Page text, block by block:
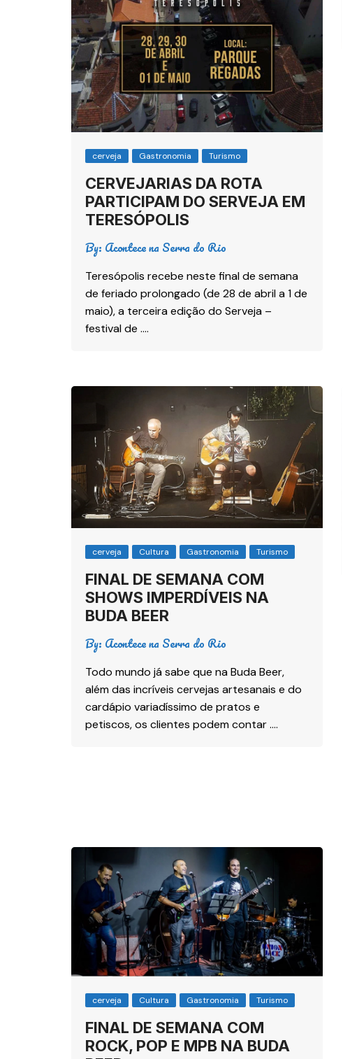
cerveja Gastronomia Turismo
CERVEJARIAS DA ROTA
PARTICIPAM DO SERVEJA EM
TERESÓPOLIS
By: Acontece na Serra do Rio
Teresópolis recebe neste final de semana
de feriado prolongado (de 28 de abril a 1 de
maio), a terceira edição do Serveja –
festival de ….
cerveja Cultura Gastronomia Turismo
FINAL DE SEMANA COM
SHOWS IMPERDÍVEIS NA
BUDA BEER
By: Acontece na Serra do Rio
Todo mundo já sabe que na Buda Beer,
além das incríveis cervejas artesanais e do
cardápio variadíssimo de pratos e
petiscos, os clientes podem contar ….
cerveja Cultura Gastronomia Turismo
FINAL DE SEMANA COM
ROCK, POP E MPB NA BUDA